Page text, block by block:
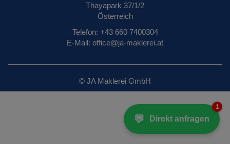
💬 Direkt anfragen
1
Thayapark 37/1/2
Österreich
Telefon: +43 660 7400304
E‑Mail: office@ja-maklerei.at
© JA Maklerei GmbH